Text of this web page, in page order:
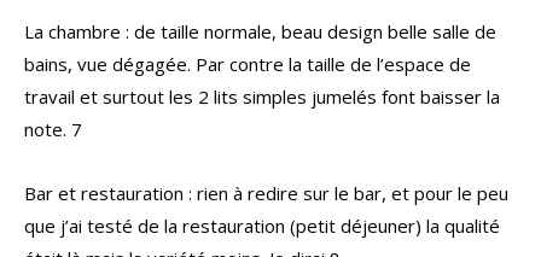
La chambre : de taille normale, beau design belle salle de
bains, vue dégagée. Par contre la taille de l’espace de
travail et surtout les 2 lits simples jumelés font baisser la
note. 7
Bar et restauration : rien à redire sur le bar, et pour le peu
que j’ai testé de la restauration (petit déjeuner) la qualité